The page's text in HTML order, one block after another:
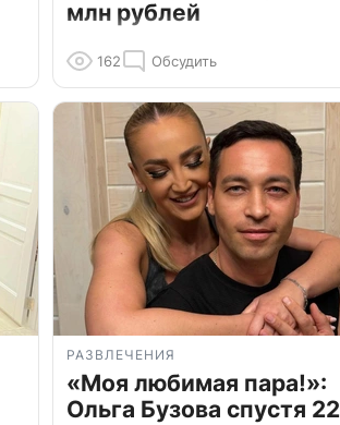
млн рублей
162 Обсудить
РАЗВЛЕЧЕНИЯ
«Моя любимая пара!»:
Ольга Бузова спустя 22